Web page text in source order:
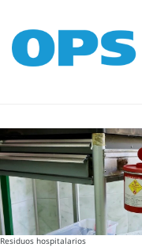
Residuos hospitalarios